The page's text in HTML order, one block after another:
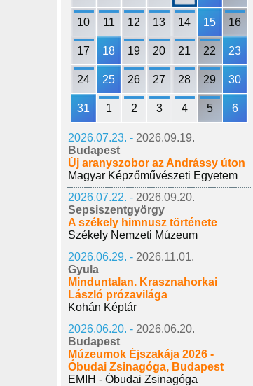
10 11 12 13 14 15 16
17 18 19 20 21 22 23
24 25 26 27 28 29 30
31 1 2 3 4 5 6
2026.07.23. - 2026.09.19.
Budapest
Új aranyszobor az Andrássy úton
Magyar Képzőművészeti Egyetem
2026.07.22. - 2026.09.20.
Sepsiszentgyörgy
A székely himnusz története
Székely Nemzeti Múzeum
2026.06.29. - 2026.11.01.
Gyula
Minduntalan. Krasznahorkai
László prózavilága
Kohán Képtár
2026.06.20. - 2026.06.20.
Budapest
Múzeumok Éjszakája 2026 -
Óbudai Zsinagóga, Budapest
EMIH - Óbudai Zsinagóga